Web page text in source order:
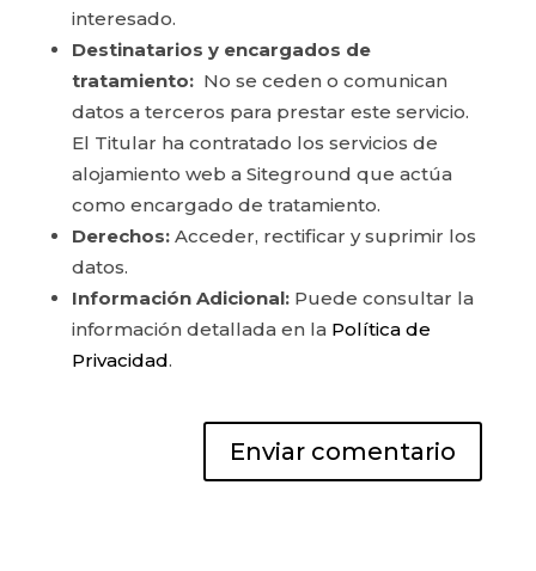
interesado.
Destinatarios y encargados de
tratamiento:No se ceden o comunican
datos a terceros para prestar este servicio.
El Titular ha contratado los servicios de
alojamiento web a Siteground que actúa
como encargado de tratamiento.
Derechos:Acceder, rectificar y suprimir los
datos.
Información Adicional:Puede consultar la
información detallada en la Política de
Privacidad.